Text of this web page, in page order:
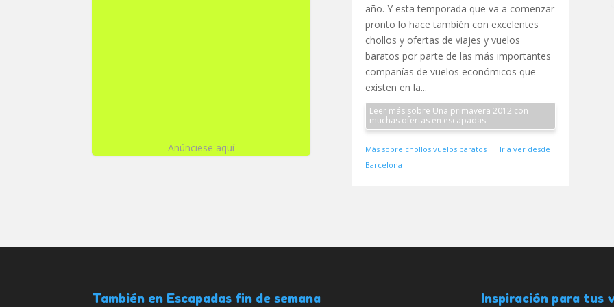
Anúnciese aquí
año. Y esta temporada que va a comenzar
pronto lo hace también con excelentes
chollos y ofertas de viajes y vuelos
baratos por parte de las más importantes
compañías de vuelos económicos que
existen en la...
Leer más sobre Una primavera 2012 con
muchas ofertas en escapadas
Más sobre chollos vuelos baratos | Ir a ver desde
Barcelona
También en Escapadas fin de semana Inspiración para tus